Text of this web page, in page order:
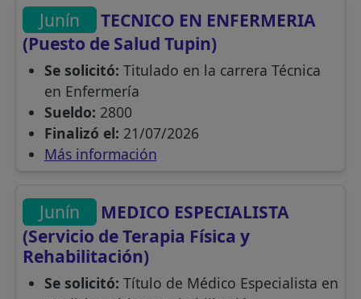
Junín
TECNICO EN ENFERMERIA
(Puesto de Salud Tupin)
Se solicitó: Titulado en la carrera Técnica
en Enfermería
Sueldo: 2800
Finalizó el: 21/07/2026
Más información
Junín
MEDICO ESPECIALISTA
(Servicio de Terapia Física y
Rehabilitación)
Se solicitó: Título de Médico Especialista en